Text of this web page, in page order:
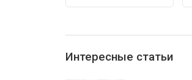
Интересные статьи